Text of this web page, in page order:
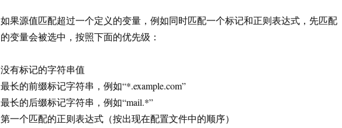
如果源值匹配超过一个定义的变量，例如同时匹配一个标记和正则表达式，先匹配
的变量会被选中，按照下面的优先级：
没有标记的字符串值
最长的前缀标记字符串，例如“*.example.com”
最长的后缀标记字符串，例如“mail.*”
第一个匹配的正则表达式（按出现在配置文件中的顺序）